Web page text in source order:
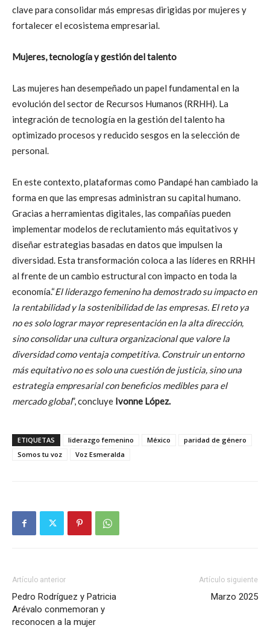
clave para consolidar más empresas dirigidas por mujeres y
fortalecer el ecosistema empresarial.
Mujeres, tecnología y gestión del talento
Las mujeres han desempeñado un papel fundamental en la
evolución del sector de Recursos Humanos (RRHH). La
integración de tecnología en la gestión del talento ha
optimizado procesos y reducido sesgos en la selección de
personal.
En este contexto, plataformas como Pandapé han cambiado la
forma en que las empresas administran su capital humano.
Gracias a herramientas digitales, las compañías pueden
implementar modelos de reclutamiento más equitativos y
diseñar estrategias basadas en datos que impulsen la
diversidad. Esta transformación coloca a las líderes en RRHH
al frente de un cambio estructural con impacto en toda la
economía.“El liderazgo femenino ha demostrado su impacto en
la rentabilidad y la sostenibilidad de las empresas. El reto ya
no es solo lograr mayor representación en la alta dirección,
sino consolidar una cultura organizacional que valore la
diversidad como ventaja competitiva. Construir un entorno
más equitativo no es solo una cuestión de justicia, sino una
estrategia empresarial con beneficios medibles para el
mercado global”, concluye Ivonne López.
ETIQUETAS liderazgo femenino México
paridad de género
Somos tu voz
Voz Esmeralda
Artículo anterior
Pedro Rodríguez y Patricia
Arévalo conmemoran y
reconocen a la mujer
Artículo siguiente
Marzo 2025